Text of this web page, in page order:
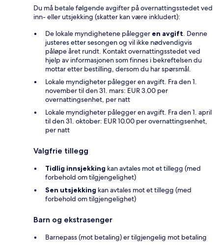
Du må betale følgende avgifter på overnattingsstedet ved
inn- eller utsjekking (skatter kan være inkludert):
De lokale myndighetene pålegger en avgift. Denne
justeres etter sesongen og vil ikke nødvendigvis
påløpe året rundt. Kontakt overnattingsstedet ved
hjelp av informasjonen som finnes i bekreftelsen du
mottar etter bestilling, dersom du har spørsmål.
Lokale myndigheter pålegger en avgift. Fra den 1.
november til den 31. mars: EUR 3.00 per
overnattingsenhet, per natt
Lokale myndigheter pålegger en avgift. Fra den 1. april
til den 31. oktober: EUR 10.00 per overnattingsenhet,
per natt
Valgfrie tillegg
Tidlig innsjekking kan avtales mot et tillegg (med
forbehold om tilgjengelighet)
Sen utsjekking kan avtales mot et tillegg (med
forbehold om tilgjengelighet)
Barn og ekstrasenger
Barnepass (mot betaling) er tilgjengelig mot betaling